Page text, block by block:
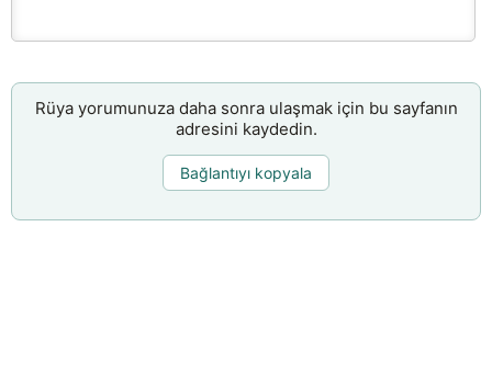
Rüya yorumunuza daha sonra ulaşmak için bu sayfanın
adresini kaydedin.
Bağlantıyı kopyala